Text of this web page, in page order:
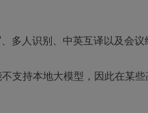
多人识别、中英互译以及会
支持本地大模型，因此在某些